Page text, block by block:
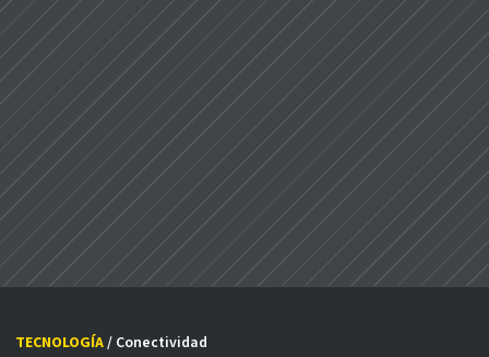
TECNOLOGÍA/ Conectividad